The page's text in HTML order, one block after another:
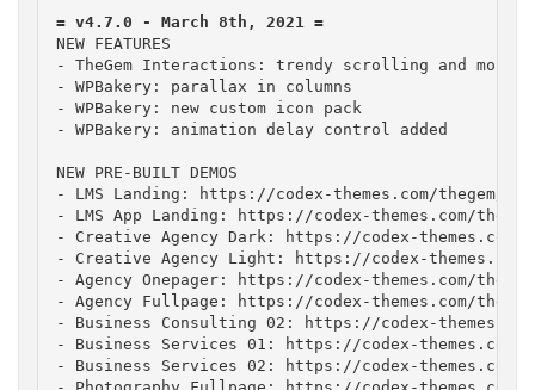
= v4.7.0 - March 8th, 2021 =
NEW FEATURES
- TheGem Interactions: trendy scrolling and
- WPBakery: parallax in columns
- WPBakery: new custom icon pack
- WPBakery: animation delay control added
NEW PRE-BUILT DEMOS
- LMS Landing: https://codex-themes.com/thegem/
- LMS App Landing: https://codex-themes.com/
- Creative Agency Dark: https://codex-
- Creative Agency Light: https://codex-
- Agency Onepager: https://codex-themes.com/
- Agency Fullpage: https://codex-themes.com/
- Business Consulting 02: https://codex-
- Business Services 01: https://codex-
- Business Services 02: https://codex-